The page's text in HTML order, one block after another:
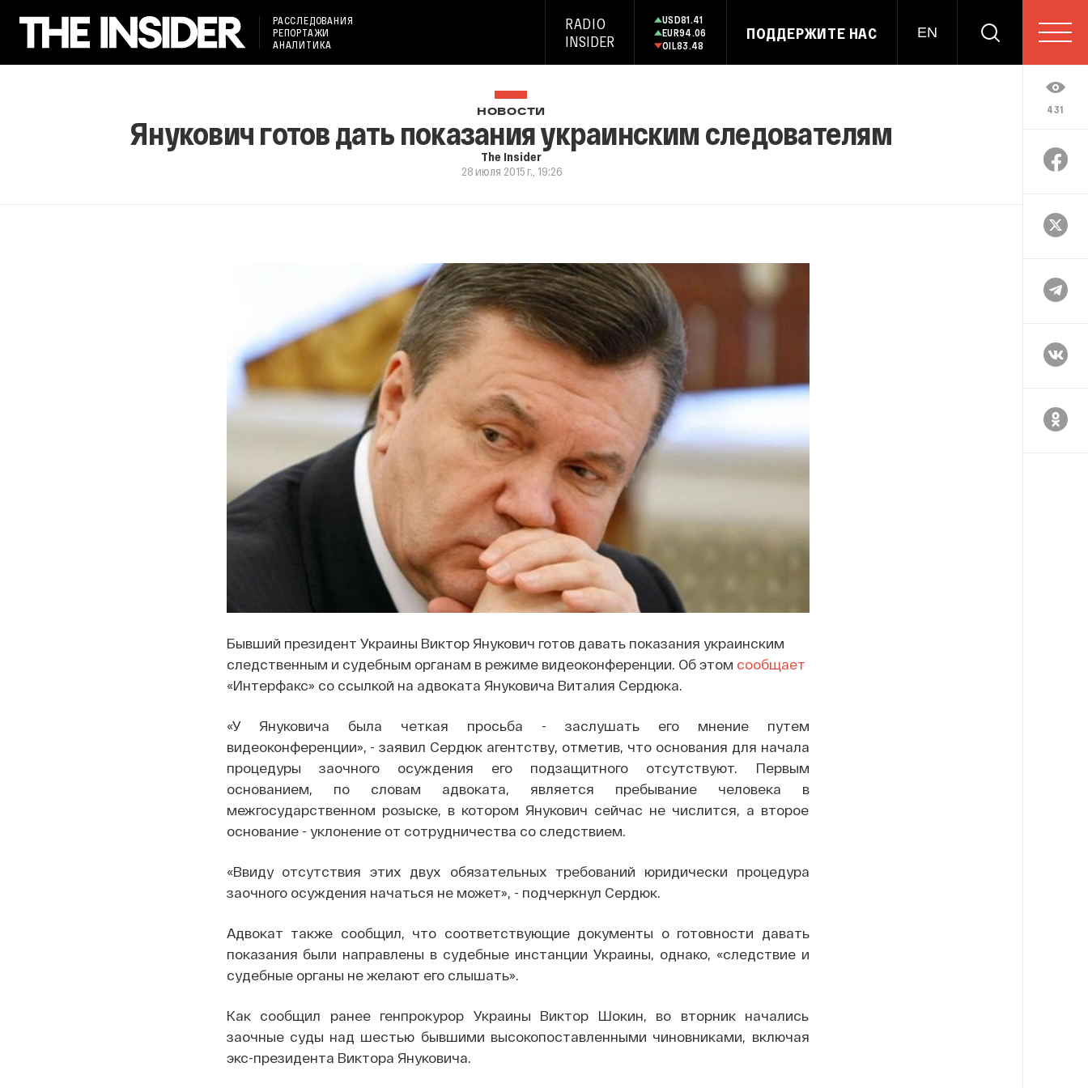
РАССЛЕДОВАНИЯ
РЕПОРТАЖИ
АНАЛИТИКА
RADIO
INSIDER
USD81.41
EUR94.06
OIL83.48
ПОДДЕРЖИТЕ НАС EN
431
НОВОСТИ
Янукович готов дать показания украинским следователям
The Insider
28 июля 2015 г., 19:26
Бывший президент Украины Виктор Янукович готов давать показания украинским
следственным и судебным органам в режиме видеоконференции. Об этом сообщает
«Интерфакс» со ссылкой на адвоката Януковича Виталия Сердюка.
«У Януковича была четкая просьба - заслушать его мнение путем
видеоконференции», - заявил Сердюк агентству, отметив, что основания для начала
процедуры заочного осуждения его подзащитного отсутствуют. Первым
основанием, по словам адвоката, является пребывание человека в
межгосударственном розыске, в котором Янукович сейчас не числится, а второе
основание - уклонение от сотрудничества со следствием.
«Ввиду отсутствия этих двух обязательных требований юридически процедура
заочного осуждения начаться не может», - подчеркнул Сердюк.
Адвокат также сообщил, что соответствующие документы о готовности давать
показания были направлены в судебные инстанции Украины, однако, «следствие и
судебные органы не желают его слышать».
Как сообщил ранее генпрокурор Украины Виктор Шокин, во вторник начались
заочные суды над шестью бывшими высокопоставленными чиновниками, включая
экс-президента Виктора Януковича.